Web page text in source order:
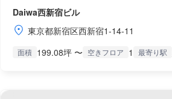
Daiwa西新宿ビル
東京都新宿区西新宿1-14-11
面積 199.08坪 〜 空きフロア 1 最寄り駅